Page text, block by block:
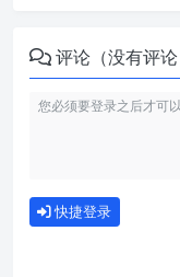
评论（没有评论
快捷登录